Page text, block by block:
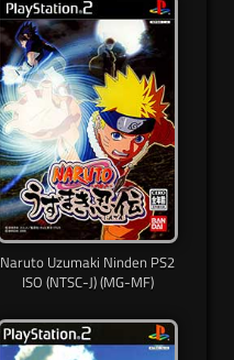
Naruto Uzumaki Ninden PS2
ISO (NTSC-J) (MG-MF)